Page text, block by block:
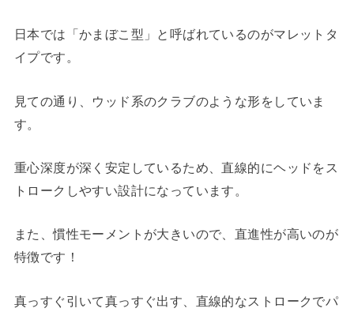
日本では「かまぼこ型」と呼ばれているのがマレットタ
イプです。
見ての通り、ウッド系のクラブのような形をしていま
す。
重心深度が深く安定しているため、直線的にヘッドをス
トロークしやすい設計になっています。
また、慣性モーメントが大きいので、直進性が高いのが
特徴です！
真っすぐ引いて真っすぐ出す、直線的なストロークでパ